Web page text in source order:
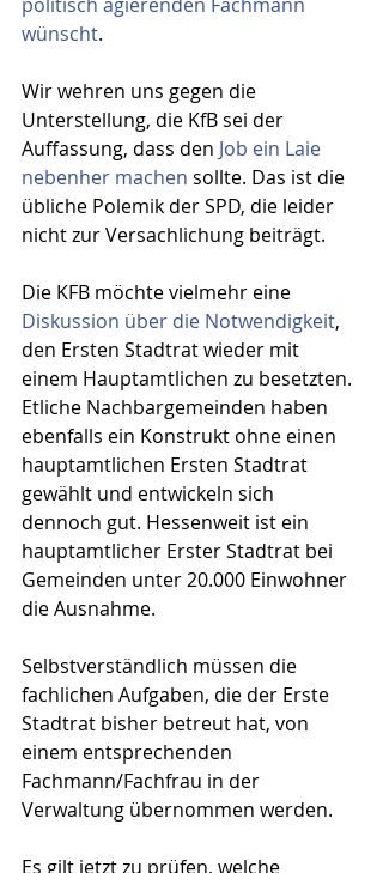
wünscht.
Wir wehren uns gegen die
Unterstellung, die KfB sei der
Auffassung, dass den Job ein Laie
nebenher machen sollte. Das ist die
übliche Polemik der SPD, die leider
nicht zur Versachlichung beiträgt.
Die KFB möchte vielmehr eine
Diskussion über die Notwendigkeit,
den Ersten Stadtrat wieder mit
einem Hauptamtlichen zu besetzten.
Etliche Nachbargemeinden haben
ebenfalls ein Konstrukt ohne einen
hauptamtlichen Ersten Stadtrat
gewählt und entwickeln sich
dennoch gut. Hessenweit ist ein
hauptamtlicher Erster Stadtrat bei
Gemeinden unter 20.000 Einwohner
die Ausnahme.
Selbstverständlich müssen die
fachlichen Aufgaben, die der Erste
Stadtrat bisher betreut hat, von
einem entsprechenden
Fachmann/Fachfrau in der
Verwaltung übernommen werden.
Es gilt jetzt zu prüfen, welche